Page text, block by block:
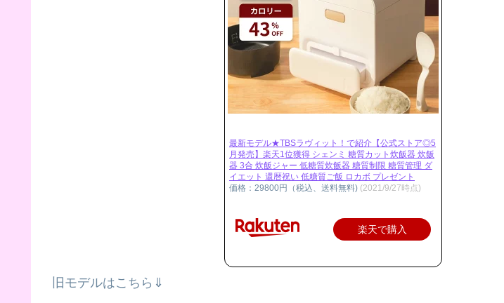
最新モデル★TBSラヴィット！で紹介【公式ストア◎5
月発売】楽天1位獲得 シェンミ 糖質カット炊飯器 炊飯
器 3合 炊飯ジャー 低糖質炊飯器 糖質制限 糖質管理 ダ
イエット 還暦祝い 低糖質ご飯 ロカボ プレゼント
価格：29800円（税込、送料無料) (2021/9/27時点)
楽天で購入
旧モデルはこちら⇓